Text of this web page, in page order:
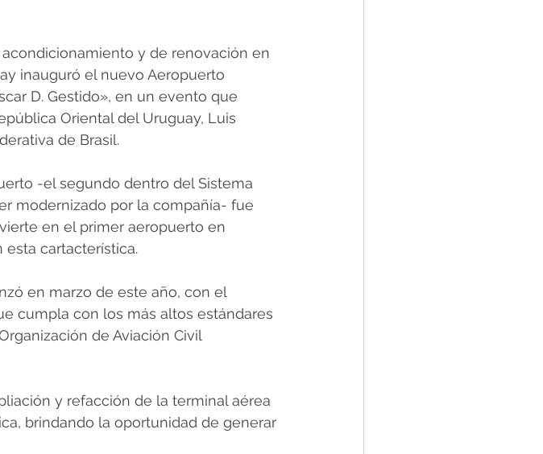
y de renovación en
inauguró el nuevo Aeropuerto
D. Gestido», en un evento que
Oriental del Uruguay, Luis
de Brasil.
-el segundo dentro del Sistema
modernizado por la compañía- fue
en el primer aeropuerto en
cartacterística.
en marzo de este año, con el
cumpla con los más altos estándares
de Aviación Civil
y refacción de la terminal aérea
brindando la oportunidad de generar